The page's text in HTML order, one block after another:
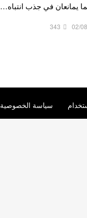
يمانعان في جذب انتباه…
02/
343
سياسة الخصوصية